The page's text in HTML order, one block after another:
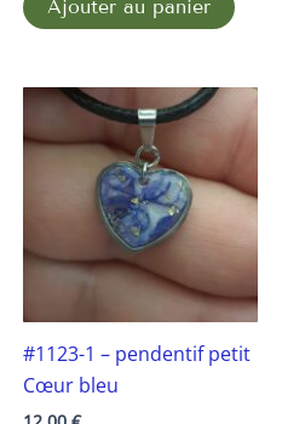
Ajouter au panier
#1123-1 – pendentif petit
Cœur bleu